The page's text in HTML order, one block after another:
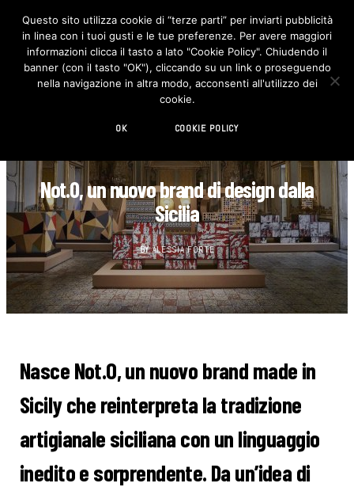
F
c
e
b
o
I
n
s
t
Not.O, un nuovo brand di design dalla
Sicilia
BY ALESSIA FORTE
Nasce Not.O, un nuovo brand made in
Sicily che reinterpreta la tradizione
artigianale siciliana con un linguaggio
inedito e sorprendente. Da un’idea di
Questo sito utilizza cookie di “terze parti” per inviarti pubblicità
in linea con i tuoi gusti e le tue preferenze. Per avere maggiori
informazioni clicca il tasto a lato "Cookie Policy". Chiudendo il
banner (con il tasto "OK"), cliccando su un link o proseguendo
nella navigazione in altra modo, acconsenti all'utilizzo dei
cookie.
OK COOKIE POLICY